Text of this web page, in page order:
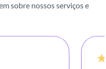
sobre nossos serviços e